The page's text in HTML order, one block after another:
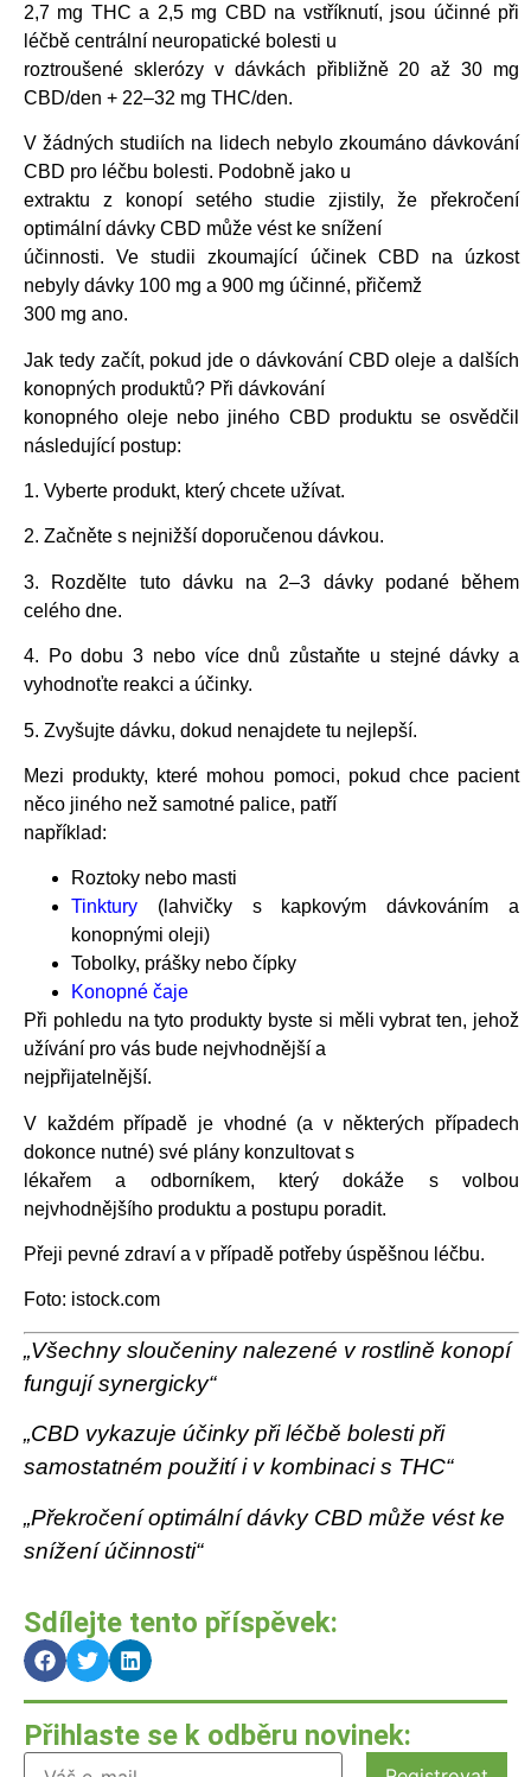
2,7 mg THC a 2,5 mg CBD na vstříknutí, jsou účinné při
léčbě centrální neuropatické bolesti u
roztroušené sklerózy v dávkách přibližně 20 až 30 mg
CBD/den + 22–32 mg THC/den.
V žádných studiích na lidech nebylo zkoumáno dávkování
CBD pro léčbu bolesti. Podobně jako u
extraktu z konopí setého studie zjistily, že překročení
optimální dávky CBD může vést ke snížení
účinnosti. Ve studii zkoumající účinek CBD na úzkost
nebyly dávky 100 mg a 900 mg účinné, přičemž
300 mg ano.
Jak tedy začít, pokud jde o dávkování CBD oleje a dalších
konopných produktů? Při dávkování
konopného oleje nebo jiného CBD produktu se osvědčil
následující postup:
1. Vyberte produkt, který chcete užívat.
2. Začněte s nejnižší doporučenou dávkou.
3. Rozdělte tuto dávku na 2–3 dávky podané během
celého dne.
4. Po dobu 3 nebo více dnů zůstaňte u stejné dávky a
vyhodnoťte reakci a účinky.
5. Zvyšujte dávku, dokud nenajdete tu nejlepší.
Mezi produkty, které mohou pomoci, pokud chce pacient
něco jiného než samotné palice, patří
například:
Roztoky nebo masti
Tinktury (lahvičky s kapkovým dávkováním a
konopnými oleji)
Tobolky, prášky nebo čípky
Konopné čaje
Při pohledu na tyto produkty byste si měli vybrat ten, jehož
užívání pro vás bude nejvhodnější a
nejpřijatelnější.
V každém případě je vhodné (a v některých případech
dokonce nutné) své plány konzultovat s
lékařem a odborníkem, který dokáže s volbou
nejvhodnějšího produktu a postupu poradit.
Přeji pevné zdraví a v případě potřeby úspěšnou léčbu.
Foto: istock.com
„Všechny sloučeniny nalezené v rostlině konopí
fungují synergicky“
„CBD vykazuje účinky při léčbě bolesti při
samostatném použití i v kombinaci s THC“
„Překročení optimální dávky CBD může vést ke
snížení účinnosti“
Sdílejte tento příspěvek:
Přihlaste se k odběru novinek: